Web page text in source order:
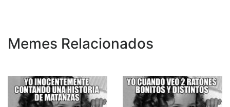
Memes Relacionados